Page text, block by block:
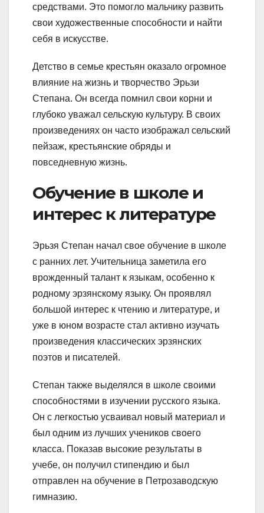
средствами. Это помогло мальчику развить
свои художественные способности и найти
себя в искусстве.
Детство в семье крестьян оказало огромное
влияние на жизнь и творчество Эрьзи
Степана. Он всегда помнил свои корни и
глубоко уважал сельскую культуру. В своих
произведениях он часто изображал сельский
пейзаж, крестьянские обряды и
повседневную жизнь.
Обучение в школе и
интерес к литературе
Эрьзя Степан начал свое обучение в школе
с ранних лет. Учительница заметила его
врожденный талант к языкам, особенно к
родному эрзянскому языку. Он проявлял
большой интерес к чтению и литературе, и
уже в юном возрасте стал активно изучать
произведения классических эрзянских
поэтов и писателей.
Степан также выделялся в школе своими
способностями в изучении русского языка.
Он с легкостью усваивал новый материал и
был одним из лучших учеников своего
класса. Показав высокие результаты в
учебе, он получил стипендию и был
отправлен на обучение в Петрозаводскую
гимназию.